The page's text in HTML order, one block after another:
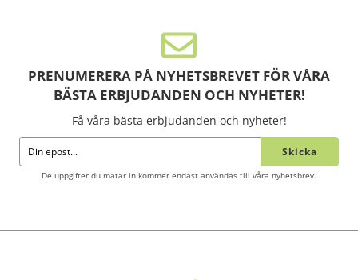
PRENUMERERA PÅ NYHETSBREVET FÖR VÅRA
BÄSTA ERBJUDANDEN OCH NYHETER!
Få våra bästa erbjudanden och nyheter!
Skicka
De uppgifter du matar in kommer endast användas till våra nyhetsbrev.